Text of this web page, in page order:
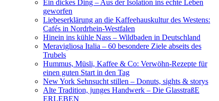
Ein dickes Ding – Aus der Isolation ins echte Leben
geworfen
Liebeserklärung an die Kaffeehauskultur des Westens:
Cafés in Nordrhein-Westfalen
Hinein ins kühle Nass – Wildbaden in Deutschland
Meravigliosa Italia – 60 besondere Ziele abseits des
Trubels
Hummus, Müsli, Kaffee & Co: Verwöhn-Rezepte für
einen guten Start in den Tag
New York Sehnsucht stillen – Donuts, sights & storys
Alte Tradition, junges Handwerk – Die GlasstraßE
ERLEBEN